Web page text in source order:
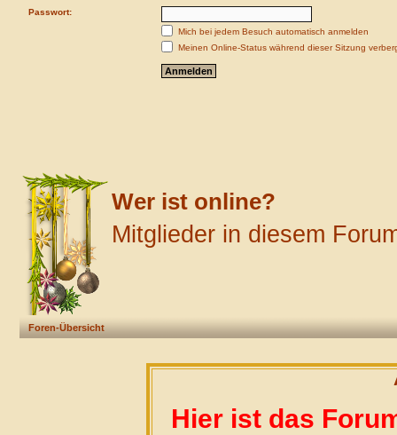
Passwort:
Mich bei jedem Besuch automatisch anmelden
Meinen Online-Status während dieser Sitzung
Wer ist online?
Mitglieder in diesem
Foren-Übersicht
Hier ist das